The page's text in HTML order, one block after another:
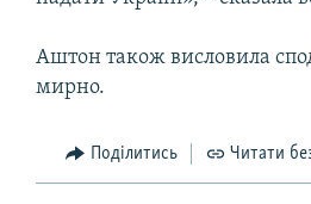
Аштон також висловила
мирно.
Поділитись Читати